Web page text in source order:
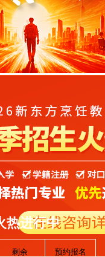
2026年夏
热进行中
剩余 预约报名